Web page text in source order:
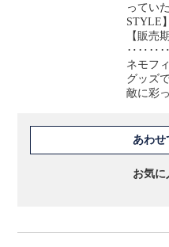
ってい
STYLE
【販売
ネモフ
グッズ
敵に彩
あわせ
お気に